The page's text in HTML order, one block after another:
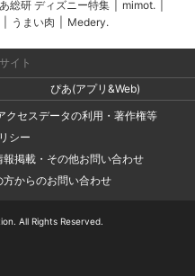
総研 ディズニー特集 mimot.
うまい肉 Medery.
イト
ぴあ(アプリ&Web)
クセスデータの利用・著作権等
シー
掲載・その他お問い合わせ
からのお問い合わせ
All Rights Reserved.